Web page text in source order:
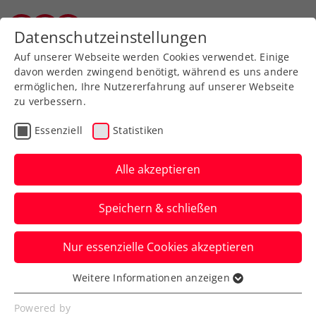
Stufe 3: Tennistrainer/in
Hochleistungstraining im Spitzensport
2 Semestrige Grundausbildung (227,5-242,5
Stunden) und 1 Semestrige Spezialausbildung (100
– 172,5 Stunden)
Eine Eignungsprüfung ist erforderlich.
Datenschutzeinstellungen
Auf unserer Webseite werden Cookies verwendet. Einige
davon werden zwingend benötigt, während es uns andere
ermöglichen, Ihre Nutzererfahrung auf unserer Webseite
zu verbessern.
Essenziell Statistiken
Alle akzeptieren
Speichern & schließen
Nur essenzielle Cookies akzeptieren
Essenziell
Essenzielle Cookies werden für grundlegende
Weitere Informationen anzeigen
Powered by